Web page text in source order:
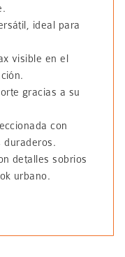
ideal para
visible en el
gracias a su
con
duraderos.
detalles sobrios
urbano.